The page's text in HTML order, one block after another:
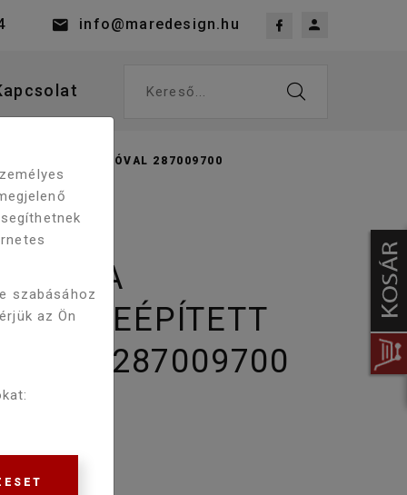
info@maredesign.hu
Kereső...
BIDÉ FUNKCIÓVAL 287009700
NOURA
WC BEÉPÍTETT
287009700
szabásához
az Ön